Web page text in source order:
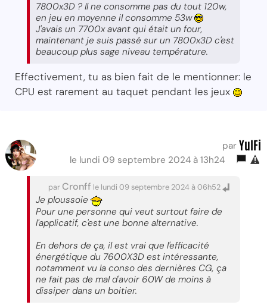
7800x3D ? Il ne consomme pas du tout 120w,
en jeu en moyenne il consomme 53w
J'avais un 7700x avant qui était un four,
maintenant je suis passé sur un 7800x3D c'est
beaucoup plus sage niveau température.
Effectivement, tu as bien fait de le mentionner: le
CPU est rarement au taquet pendant les jeux
par YulFi
le lundi 09 septembre 2024 à 13h24
par Cronff le lundi 09 septembre 2024 à 06h52
Je ploussoie
Pour une personne qui veut surtout faire de
l'applicatif, c'est une bonne alternative.
En dehors de ça, il est vrai que l'efficacité
énergétique du 7600X3D est intéressante,
notamment vu la conso des dernières CG, ça
ne fait pas de mal d'avoir 60W de moins à
dissiper dans un boitier.